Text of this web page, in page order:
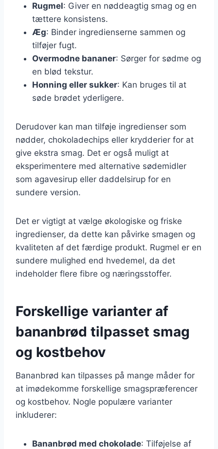
Rugmel: Giver en nøddeagtig smag og en
tættere konsistens.
Æg: Binder ingredienserne sammen og
tilføjer fugt.
Overmodne bananer: Sørger for sødme og
en blød tekstur.
Honning eller sukker: Kan bruges til at
søde brødet yderligere.
Derudover kan man tilføje ingredienser som
nødder, chokoladechips eller krydderier for at
give ekstra smag. Det er også muligt at
eksperimentere med alternative sødemidler
som agavesirup eller daddelsirup for en
sundere version.
Det er vigtigt at vælge økologiske og friske
ingredienser, da dette kan påvirke smagen og
kvaliteten af det færdige produkt. Rugmel er en
sundere mulighed end hvedemel, da det
indeholder flere fibre og næringsstoffer.
Forskellige varianter af
bananbrød tilpasset smag
og kostbehov
Bananbrød kan tilpasses på mange måder for
at imødekomme forskellige smagspræferencer
og kostbehov. Nogle populære varianter
inkluderer:
Bananbrød med chokolade: Tilføjelse af